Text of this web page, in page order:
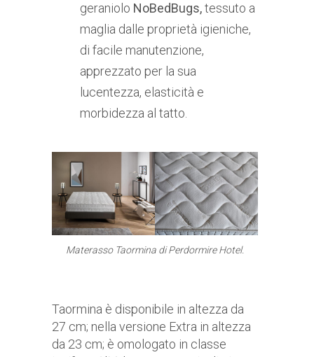
geraniolo NoBedBugs,tessuto a
maglia dalle proprietà igieniche,
di facile manutenzione,
apprezzato per la sua
lucentezza, elasticità e
morbidezza al tatto.
Materasso Taormina di Perdormire Hotel.
Taormina è disponibile in altezza da
27 cm; nella versione Extra in altezza
da 23 cm; è omologato in classe